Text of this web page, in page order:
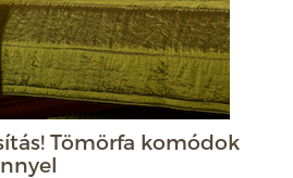
Tömörfa komódok